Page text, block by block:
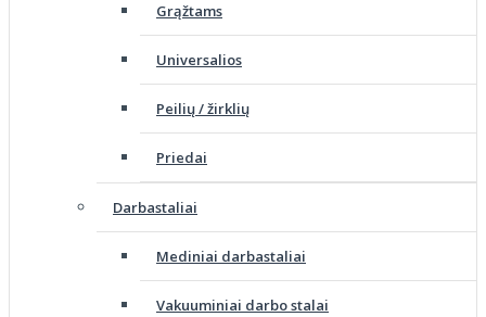
Grąžtams
Universalios
Peilių / žirklių
Priedai
Darbastaliai
Mediniai darbastaliai
Vakuuminiai darbo stalai